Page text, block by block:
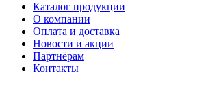
Каталог продукции
О компании
Оплата и доставка
Новости и акции
Партнёрам
Контакты